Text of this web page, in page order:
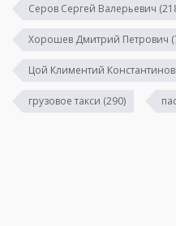
Серов Сергей Валерьевич
Хорошев Дмитрий Петрович
Цой Климентий
грузовое такси (290)